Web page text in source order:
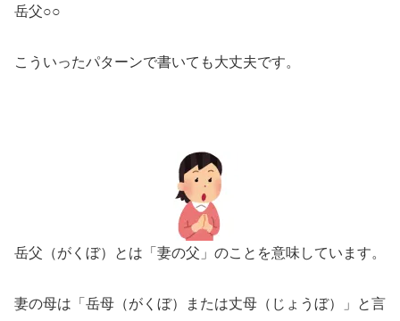
岳父○○
こういったパターンで書いても大丈夫です。
岳父（がくぼ）とは「妻の父」のことを意味しています。
妻の母は「岳母（がくぼ）または丈母（じょうぼ）」と言